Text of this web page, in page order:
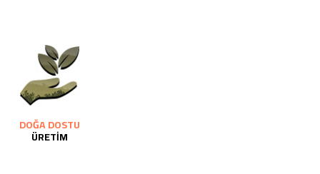
DOĞA DOSTU
ÜRETİM